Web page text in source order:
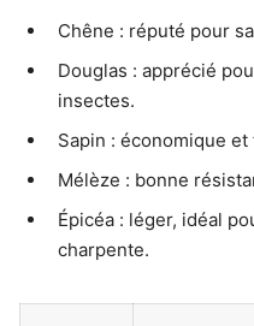
Chêne : réputé pour
Douglas : apprécié
insectes.
Sapin : économique
Mélèze : bonne
Épicéa : léger, idéal
charpente.